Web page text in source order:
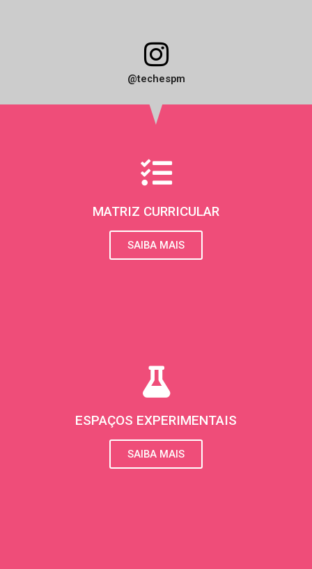
I
n
s
t
a
g
r
a
@techespm
MATRIZ CURRICULAR
SAIBA MAIS
ESPAÇOS EXPERIMENTAIS
SAIBA MAIS